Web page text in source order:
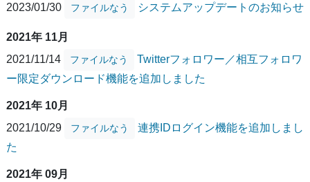
2023/01/30
ファイルなう システムアップデートのお知らせ
2021年 11月
2021/11/14
ファイルなう
Twitterフォロワー／相互フォロワ
ー限定ダウンロード機能を追加しました
2021年 10月
2021/10/29
ファイルなう
連携IDログイン機能を追加しまし
た
2021年 09月